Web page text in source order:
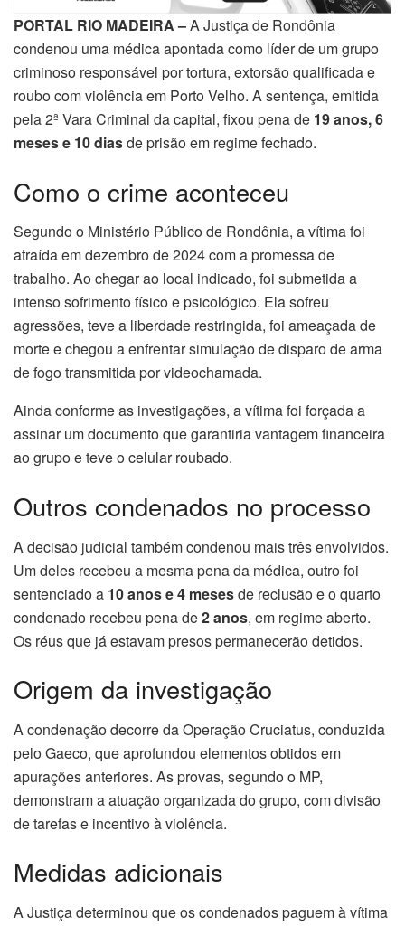
PORTAL RIO MADEIRA –A Justiça de Rondônia
condenou uma médica apontada como líder de um grupo
criminoso responsável por tortura, extorsão qualificada e
roubo com violência em Porto Velho. A sentença, emitida
pela 2ª Vara Criminal da capital, fixou pena de 19 anos, 6
meses e 10 diasde prisão em regime fechado.
Como o crime aconteceu
Segundo o Ministério Público de Rondônia, a vítima foi
atraída em dezembro de 2024 com a promessa de
trabalho. Ao chegar ao local indicado, foi submetida a
intenso sofrimento físico e psicológico. Ela sofreu
agressões, teve a liberdade restringida, foi ameaçada de
morte e chegou a enfrentar simulação de disparo de arma
de fogo transmitida por videochamada.
Ainda conforme as investigações, a vítima foi forçada a
assinar um documento que garantiria vantagem financeira
ao grupo e teve o celular roubado.
Outros condenados no processo
A decisão judicial também condenou mais três envolvidos.
Um deles recebeu a mesma pena da médica, outro foi
sentenciado a 10 anos e 4 mesesde reclusão e o quarto
condenado recebeu pena de2 anos, em regime aberto.
Os réus que já estavam presos permanecerão detidos.
Origem da investigação
A condenação decorre da Operação Cruciatus, conduzida
pelo Gaeco, que aprofundou elementos obtidos em
apurações anteriores. As provas, segundo o MP,
demonstram a atuação organizada do grupo, com divisão
de tarefas e incentivo à violência.
Medidas adicionais
A Justiça determinou que os condenados paguem à vítima